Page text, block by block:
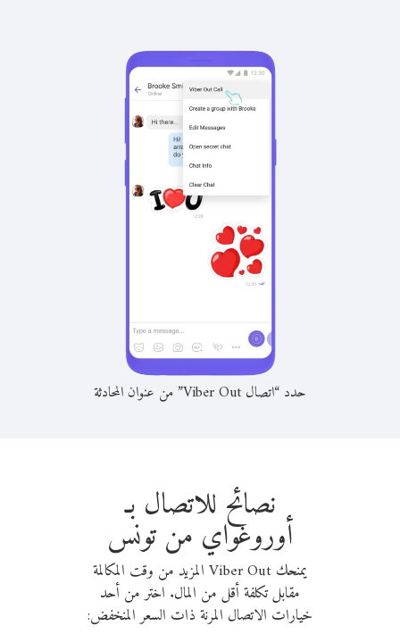
حدد “اتصال Viber Out” من عنوان المحادثة
نصائح للاتصال بـ
أوروغواي من تونس
يمنحك Viber Out المزيد من وقت المكالمة
مقابل تكلفة أقل من المال. اختر من أحد
خيارات الاتصال المرنة ذات السعر المنخفض: